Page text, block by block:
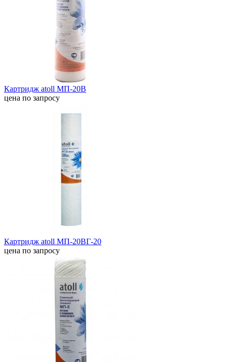
Картридж atoll МП-20В
цена по запросу
Картридж atoll МП-20ВГ-20
цена по запросу